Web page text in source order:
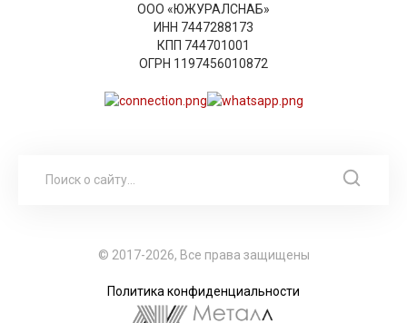
ООО «ЮЖУРАЛСНАБ»
ИНН 7447288173
КПП 744701001
ОГРН 1197456010872
© 2017-2026, Все права защищены
Политика конфиденциальности